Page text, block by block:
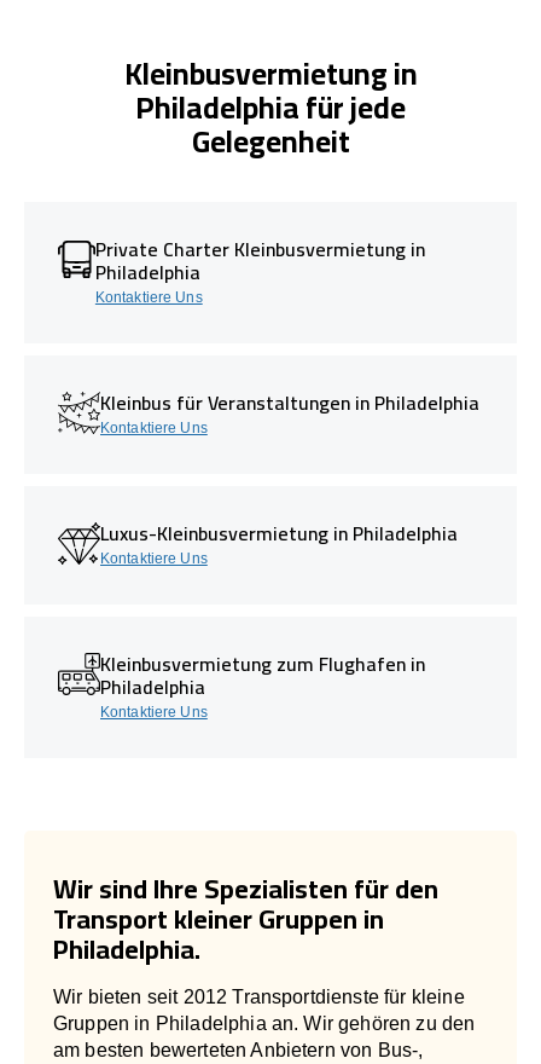
Kleinbusvermietung in
Philadelphia für jede
Gelegenheit
Private Charter Kleinbusvermietung in
Philadelphia
Kontaktiere Uns
Kleinbus für Veranstaltungen in Philadelphia
Kontaktiere Uns
Luxus-Kleinbusvermietung in Philadelphia
Kontaktiere Uns
Kleinbusvermietung zum Flughafen in
Philadelphia
Kontaktiere Uns
Wir sind Ihre Spezialisten für den
Transport kleiner Gruppen in
Philadelphia.
Wir bieten seit 2012 Transportdienste für kleine
Gruppen in Philadelphia an. Wir gehören zu den
am besten bewerteten Anbietern von Bus-,